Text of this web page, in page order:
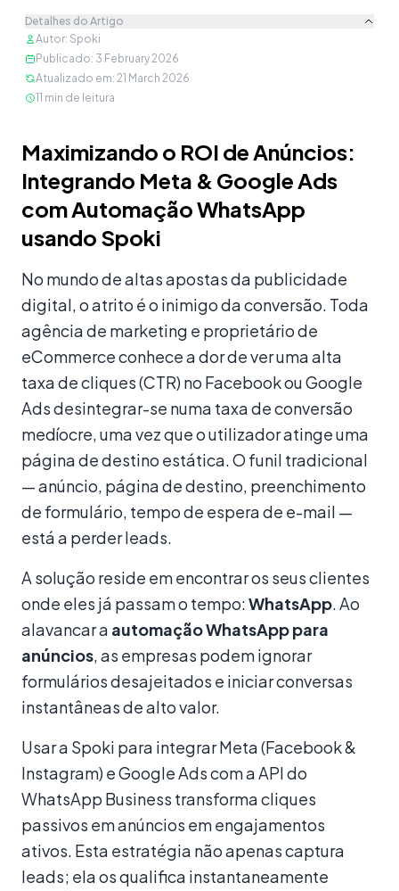
Detalhes do Artigo
Autor: Spoki
Publicado: 3 February 2026
Atualizado em: 21 March 2026
11 min de leitura
Maximizando o ROI de Anúncios:
Integrando Meta & Google Ads
com Automação WhatsApp
usando Spoki
No mundo de altas apostas da publicidade
digital, o atrito é o inimigo da conversão. Toda
agência de marketing e proprietário de
eCommerce conhece a dor de ver uma alta
taxa de cliques (CTR) no Facebook ou Google
Ads desintegrar-se numa taxa de conversão
medíocre, uma vez que o utilizador atinge uma
página de destino estática. O funil tradicional
— anúncio, página de destino, preenchimento
de formulário, tempo de espera de e-mail —
está a perder leads.
A solução reside em encontrar os seus clientes
onde eles já passam o tempo:WhatsApp. Ao
alavancar a automação WhatsApp para
anúncios, as empresas podem ignorar
formulários desajeitados e iniciar conversas
instantâneas de alto valor.
Usar a Spoki para integrar Meta (Facebook &
Instagram) e Google Ads com a API do
WhatsApp Business transforma cliques
passivos em anúncios em engajamentos
ativos. Esta estratégia não apenas captura
leads; ela os qualifica instantaneamente